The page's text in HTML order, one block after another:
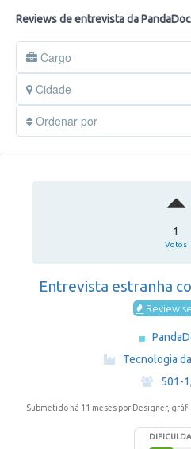
Reviews de entrevista da PandaDoc
Cargo
Cidade
Ordenar por
1
Votos
Entrevista estranha
Review
Tecnologia
·
501-
Submetido há 11 meses por Designer,